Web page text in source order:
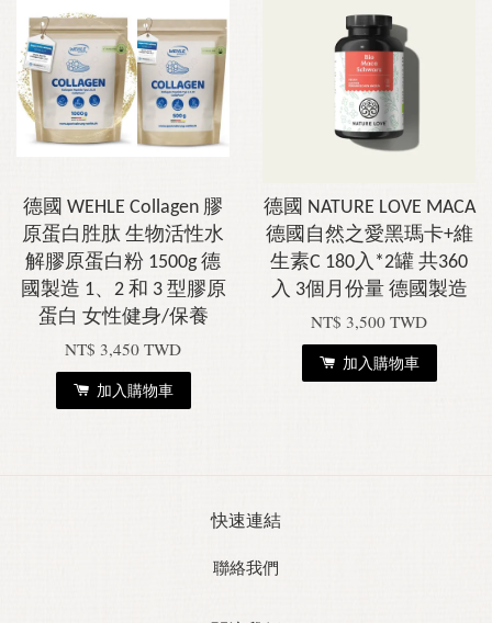
德國 WEHLE Collagen 膠
原蛋白胜肽 生物活性水
解膠原蛋白粉 1500g 德
國製造 1、2 和 3 型膠原
蛋白 女性健身/保養
NT$ 3,450 TWD
加入購物車
德國 NATURE LOVE MACA
德國自然之愛黑瑪卡+維
生素C 180入*2罐 共360
入 3個月份量 德國製造
NT$ 3,500 TWD
加入購物車
快速連結
聯絡我們